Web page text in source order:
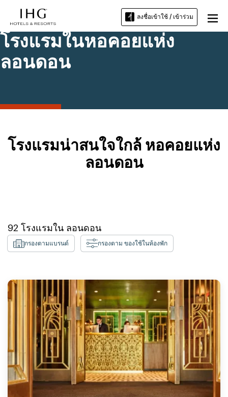
ลงชื่อเข้าใช้ / เข้าร่วม
โรงแรมในหอคอยแห่ง
ลอนดอน
โรงแรมน่าสนใจใกล้ หอคอยแห่ง
ลอนดอน
92 โรงแรมใน ลอนดอน
กรองตามแบรนด์ กรองตาม ของใช้ในห้องพัก